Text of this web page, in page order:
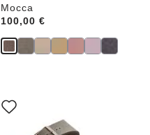
Mocca
Price:
100,00 €
Anklicken
der